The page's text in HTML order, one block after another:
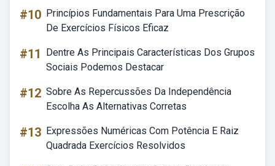
#10 Princípios Fundamentais Para Uma Prescrição
De Exercícios Físicos Eficaz
#11
Dentre As Principais Características Dos Grupos
Sociais Podemos Destacar
#12 Sobre As Repercussões Da Independência
Escolha As Alternativas Corretas
#13 Expressões Numéricas Com Potência E Raiz
Quadrada Exercícios Resolvidos